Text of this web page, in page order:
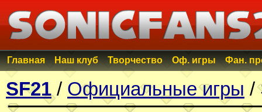
Главная Наш клуб Творчество Оф. игры Фан.
SF21 / Официальные игры /